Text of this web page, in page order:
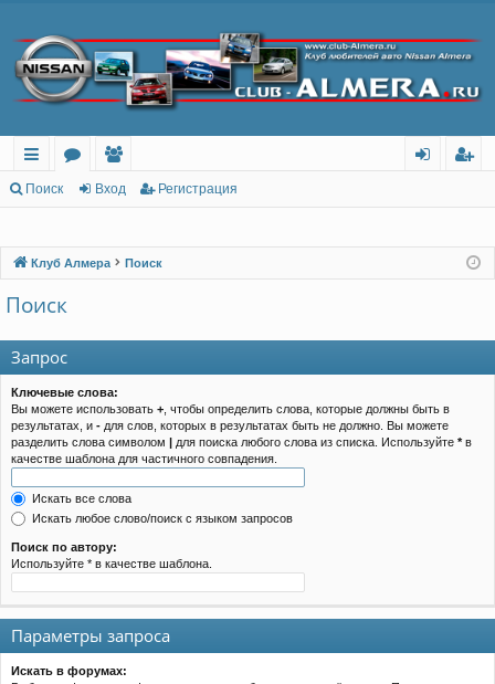
с
лк
м
ол
ов
тр
Поиск Вход Регистрация
Клуб Алмера Поиск
Поиск
Запрос
Ключевые слова:
Вы можете использовать + , чтобы определить слова, которые должны быть в
результатах, и - для слов, которых в результатах быть не должно. Вы можете
разделить слова символом | для поиска любого слова из списка. Используйте *в
качестве шаблона для частичного совпадения.
Искать все слова
Искать любое слово/поиск с языком запросов
Поиск по автору:
Используйте * в качестве шаблона.
Параметры запроса
Искать в форумах: